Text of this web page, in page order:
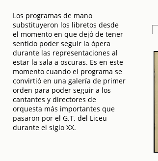
Los programas de mano
substituyeron los libretos desde
el momento en que dejó de tener
sentido poder seguir la ópera
durante las representaciones al
estar la sala a oscuras. Es en este
momento cuando el programa se
convirtió en una galería de primer
orden para poder seguir a los
cantantes y directores de
orquesta más importantes que
pasaron por el G.T. del Liceu
durante el siglo XX.